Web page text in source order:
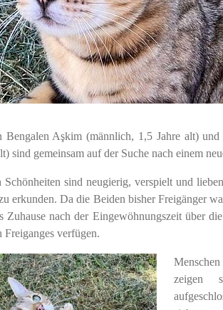
Bengalen Aşkim (männlich, 1,5 Jahre alt)
sind gemeinsam auf der Suche nach einem
Schönheiten sind neugierig, verspielt und
erkunden. Da die Beiden bisher Freigänger
Zuhause nach der Eingewöhnungszeit über
Freiganges verfügen.
zeigen